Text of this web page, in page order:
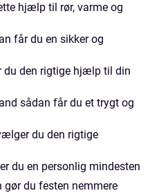
hjælp til rør, varme og
får du en sikker og
du den rigtige hjælp til din
sådan får du et trygt og
du den rigtige
du en personlig mindesten
du festen nemmere